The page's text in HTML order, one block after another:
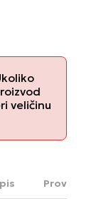
veličinu
Proveri